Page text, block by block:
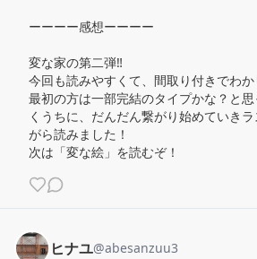
ーーーー感想ーーーー
変な家の第二弾‼️
今回も読みやすくて、間取り付きでわか
最初の方は一部完結のタイプかな？と
くうちに、だんだん繋がり始めていき
がら読みました！
次は「変な絵」を読むぞ！
ヒナユ@abesanzuu3